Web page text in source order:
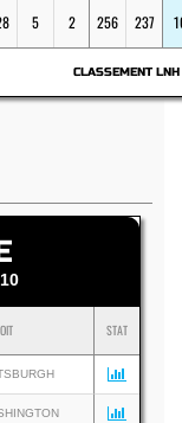
5 2 256 237
CLASSEMENT
STAT